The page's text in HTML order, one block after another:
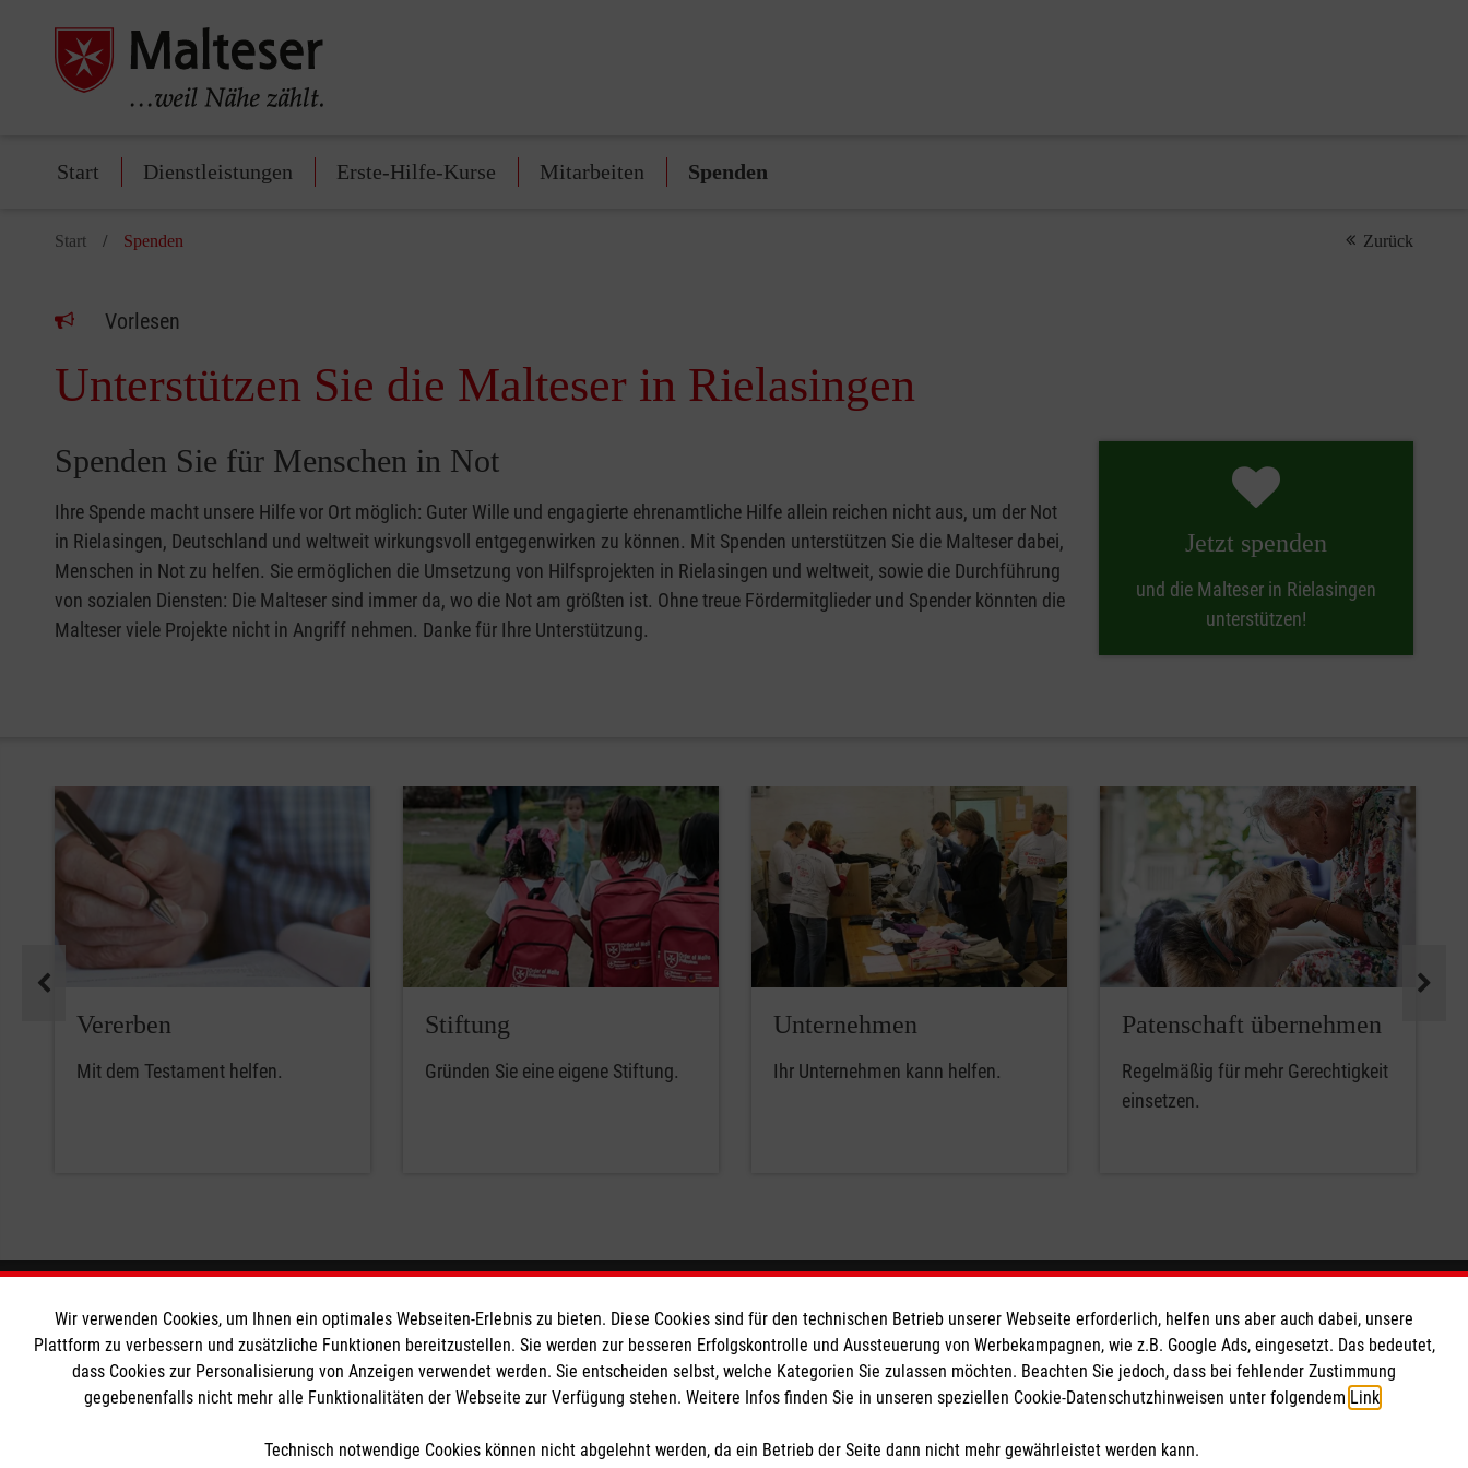
Start Dienstleistungen Erste-Hilfe-Kurse Mitarbeiten Spenden
Start Spenden Zurück
Vorlesen
Unterstützen Sie die Malteser in Rielasingen
Spenden Sie für Menschen in Not
Ihre Spende macht unsere Hilfe vor Ort möglich: Guter Wille und engagierte ehrenamtliche Hilfe allein reichen nicht aus, um der Not
in Rielasingen, Deutschland und weltweit wirkungsvoll entgegenwirken zu können. Mit Spenden unterstützen Sie die Malteser dabei,
Menschen in Not zu helfen. Sie ermöglichen die Umsetzung von Hilfsprojekten in Rielasingen und weltweit, sowie die Durchführung
von sozialen Diensten: Die Malteser sind immer da, wo die Not am größten ist. Ohne treue Fördermitglieder und Spender könnten die
Malteser viele Projekte nicht in Angriff nehmen. Danke für Ihre Unterstützung.
Jetzt spenden
und die Malteser in Rielasingen
unterstützen!
Pause
Vererben
Mit dem Testament helfen.
Stiftung
Gründen Sie eine eigene Stiftung.
Unternehmen
Ihr Unternehmen kann helfen.
Patenschaft übernehmen
Regelmäßig für mehr Gerechtigkeit
einsetzen.
Informationen
Impressum
Datenschutz
Die Malteser
Malteser in Deutschland
Malteserorden
Spendenkonto
Malteser Bodensee
IBAN: DE71 6905 0001 0000 0051 57
So finden Sie uns
Ramsener Straße 15
78239 Rielasingen-Worblingen
Wir verwenden Cookies, um Ihnen ein optimales Webseiten-Erlebnis zu bieten. Diese Cookies sind für den technischen Betrieb unserer Webseite erforderlich, helfen uns aber auch dabei, unsere
Plattform zu verbessern und zusätzliche Funktionen bereitzustellen. Sie werden zur besseren Erfolgskontrolle und Aussteuerung von Werbekampagnen, wie z.B. Google Ads, eingesetzt. Das bedeutet,
dass Cookies zur Personalisierung von Anzeigen verwendet werden. Sie entscheiden selbst, welche Kategorien Sie zulassen möchten. Beachten Sie jedoch, dass bei fehlender Zustimmung
gegebenenfalls nicht mehr alle Funktionalitäten der Webseite zur Verfügung stehen. Weitere Infos finden Sie in unseren speziellen Cookie-Datenschutzhinweisen unter folgendem Link
Technisch notwendige Cookies können nicht abgelehnt werden, da ein Betrieb der Seite dann nicht mehr gewährleistet werden kann.